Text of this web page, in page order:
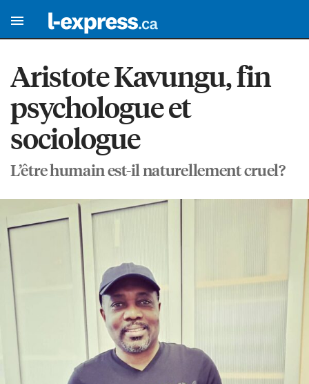
Aristote Kavungu, fin
psychologue et
sociologue
L’être humain est-il naturellement cruel?